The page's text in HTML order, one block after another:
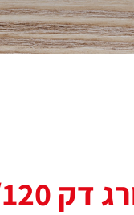
דק 5/120